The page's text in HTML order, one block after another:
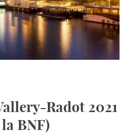
Radot 2021
BNF)